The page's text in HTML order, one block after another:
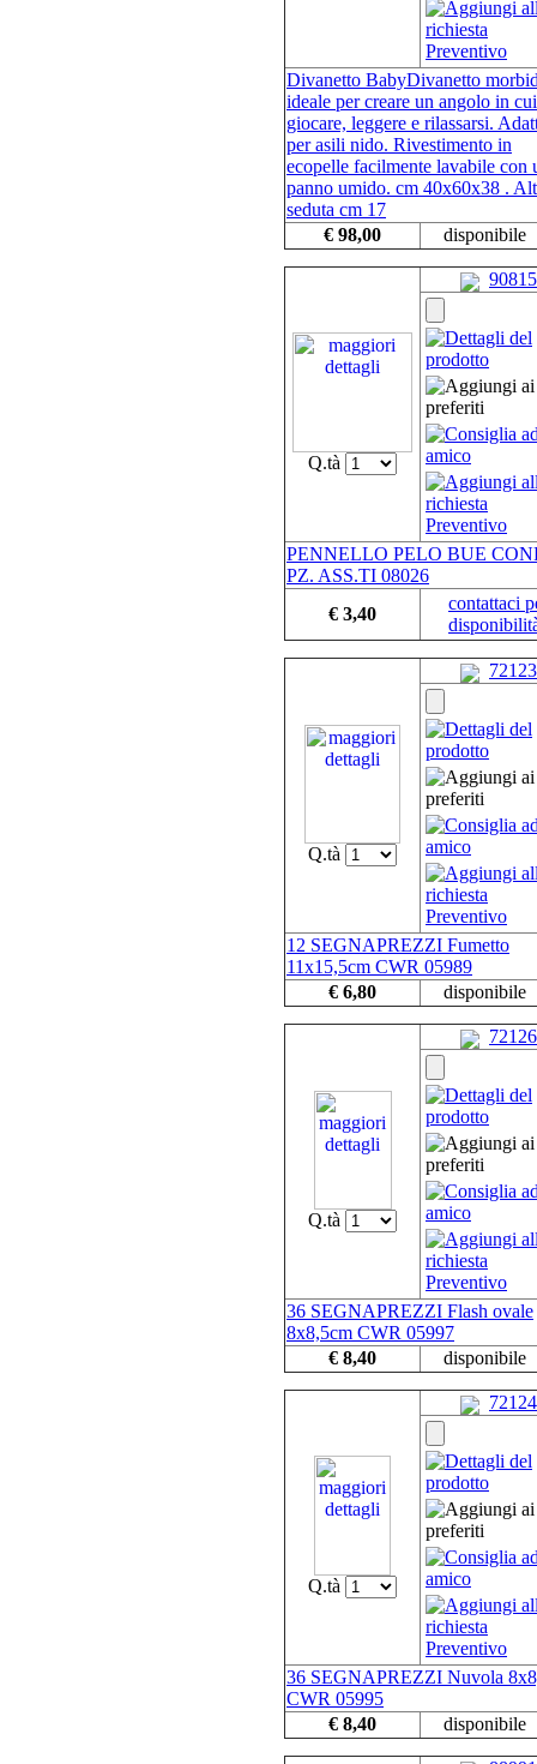
Divanetto BabyDivanetto
ideale per creare un angolo in cui
giocare, leggere e rilassarsi.
per asili nido. Rivestimento in
ecopelle facilmente lavabile con
panno umido. cm 40x60x38 .
seduta cm 17
€ 98,00
disponibile
Q.tà
90815
PENNELLO PELO BUE
PZ. ASS.TI 08026
€ 3,40
contattaci
Q.tà
72123
12 SEGNAPREZZI Fumetto
11x15,5cm CWR 05989
€ 6,80
disponibile
Q.tà
72126
36 SEGNAPREZZI Flash ovale
8x8,5cm CWR 05997
€ 8,40
disponibile
Q.tà
72124
36 SEGNAPREZZI Nuvola
CWR 05995
€ 8,40
disponibile